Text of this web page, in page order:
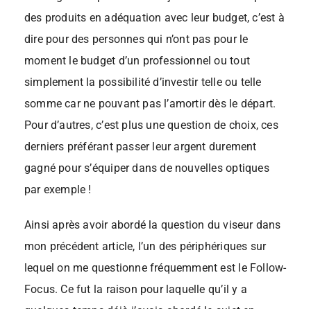
des produits en adéquation avec leur budget, c’est à
dire pour des personnes qui n’ont pas pour le
moment le budget d’un professionnel ou tout
simplement la possibilité d’investir telle ou telle
somme car ne pouvant pas l’amortir dès le départ.
Pour d’autres, c’est plus une question de choix, ces
derniers préférant passer leur argent durement
gagné pour s’équiper dans de nouvelles optiques
par exemple !
Ainsi après avoir abordé la question du viseur dans
mon précédent article, l’un des périphériques sur
lequel on me questionne fréquemment est le Follow-
Focus. Ce fut la raison pour laquelle qu’il y a